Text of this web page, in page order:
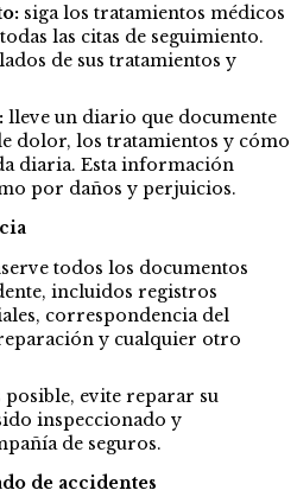
siga los tratamientos médicos
las citas de seguimiento.
de sus tratamientos y
lleve un diario que documente
dolor, los tratamientos y cómo
diaria. Esta información
por daños y perjuicios.
todos los documentos
incluidos registros
correspondencia del
y cualquier otro
posible, evite reparar su
inspeccionado y
de seguros.
de accidentes